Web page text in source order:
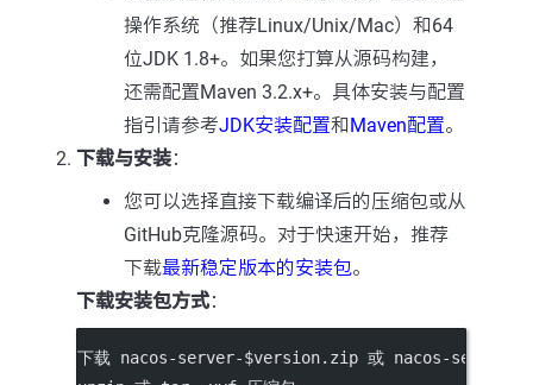
操作系统（推荐Linux/Unix/Mac）和64
位JDK 1.8+。如果您打算从源码构建，
还需配置Maven 3.2.x+。具体安装与配置
指引请参考JDK安装配置和Maven配置。
下载与安装：
您可以选择直接下载编译后的压缩包或从
GitHub克隆源码。对于快速开始，推荐
下载最新稳定版本的安装包。
下载安装包方式：
下载 nacos-server-$version.zip 或 nacos-server-